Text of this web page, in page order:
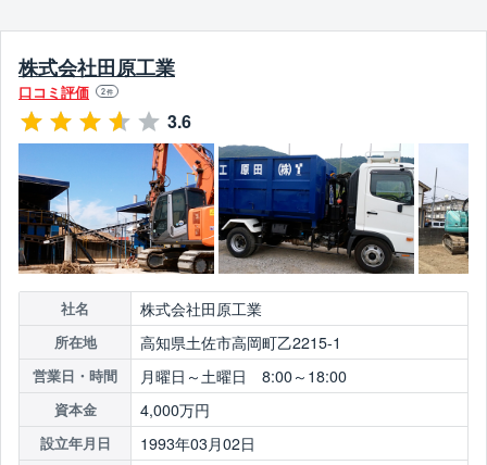
株式会社田原工業
口コミ評価 2件
3.6
社名 株式会社田原工業
所在地 高知県土佐市高岡町乙2215-1
営業日・時間 月曜日～土曜日 8:00～18:00
資本金 4,000万円
設立年月日 1993年03月02日